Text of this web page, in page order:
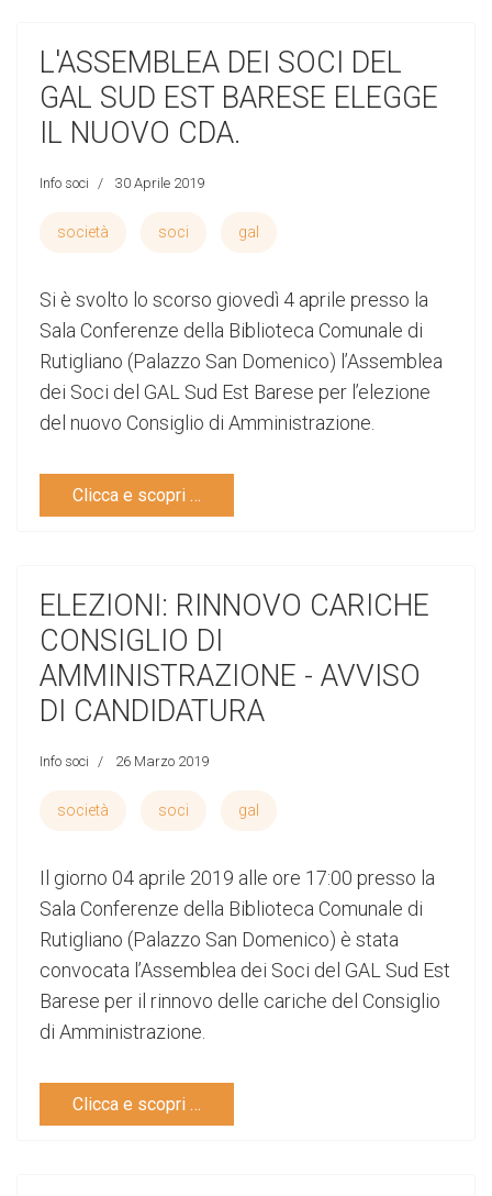
L'ASSEMBLEA DEI SOCI DEL
GAL SUD EST BARESE ELEGGE
IL NUOVO CDA.
Info soci 30 Aprile 2019
società soci gal
Si è svolto lo scorso giovedì 4 aprile presso la
Sala Conferenze della Biblioteca Comunale di
Rutigliano (Palazzo San Domenico) l’Assemblea
dei Soci del GAL Sud Est Barese per l’elezione
del nuovo Consiglio di Amministrazione.
Clicca e scopri …
ELEZIONI: RINNOVO CARICHE
CONSIGLIO DI
AMMINISTRAZIONE - AVVISO
DI CANDIDATURA
Info soci 26 Marzo 2019
società soci gal
Il giorno 04 aprile 2019 alle ore 17:00 presso la
Sala Conferenze della Biblioteca Comunale di
Rutigliano (Palazzo San Domenico) è stata
convocata l’Assemblea dei Soci del GAL Sud Est
Barese per il rinnovo delle cariche del Consiglio
di Amministrazione.
Clicca e scopri …